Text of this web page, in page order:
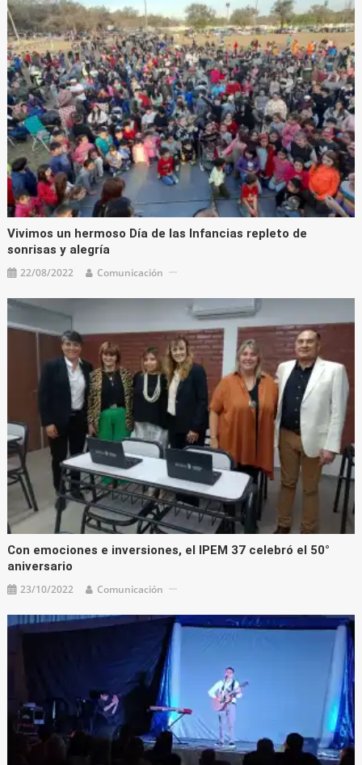
Vivimos un hermoso Día de las Infancias repleto de
sonrisas y alegría
22/08/2022 Comunicación
Con emociones e inversiones, el IPEM 37 celebró el 50°
aniversario
23/10/2022 Comunicación